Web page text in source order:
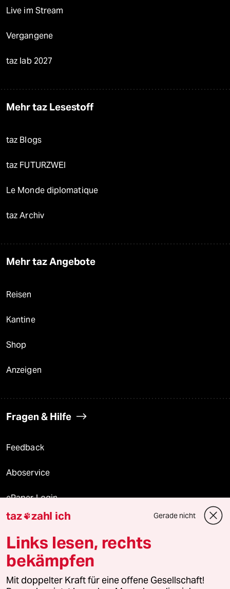
Live im Stream
Vergangene
taz lab 2027
Mehr taz Lesestoff
taz Blogs
taz FUTURZWEI
Le Monde diplomatique
taz Archiv
Mehr taz Angebote
Reisen
Kantine
Shop
Anzeigen
Fragen & Hilfe
Feedback
Aboservice
ePaper Login
Downloads für Abonnierende
© 2026 taz Verlags und Vertriebs GmbH
Alle Rechte vorbehalten. Bei rechtlichen Fragen oder für Genehmigungen
wenden Sie sich bitte an
lizenzen@taz.de
taz zahl ich Gerade nicht
Links lesen, rechts
bekämpfen
Mit doppelter Kraft für eine offene Gesellschaft!